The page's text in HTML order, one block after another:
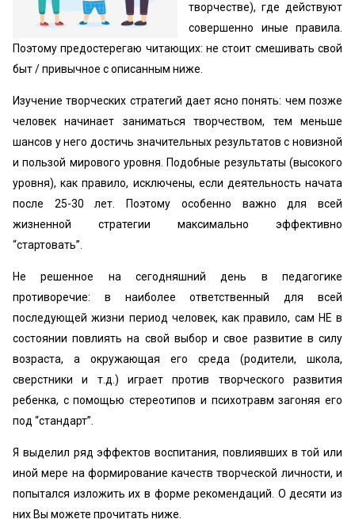
творчестве), где действуют
совершенно иные правила.
Поэтому предостерегаю читающих: не стоит смешивать свой
быт / привычное с описанным ниже.
Изучение творческих стратегий дает ясно понять: чем позже
человек начинает заниматься творчеством, тем меньше
шансов у него достичь значительных результатов с новизной
и пользой мирового уровня. Подобные результаты (высокого
уровня), как правило, исключены, если деятельность начата
после 25-30 лет. Поэтому особенно важно для всей
жизненной стратегии максимально эффективно
“стартовать”.
Не решенное на сегодняшний день в педагогике
противоречие: в наиболее ответственный для всей
последующей жизни период человек, как правило, сам НЕ в
состоянии повлиять на свой выбор и свое развитие в силу
возраста, а окружающая его среда (родители, школа,
сверстники и т.д.) играет против творческого развития
ребенка, с помощью стереотипов и психотравм загоняя его
под “стандарт”.
Я выделил ряд эффектов воспитания, повлиявших в той или
иной мере на формирование качеств творческой личности, и
попытался изложить их в форме рекомендаций. О десяти из
них Вы можете прочитать ниже.